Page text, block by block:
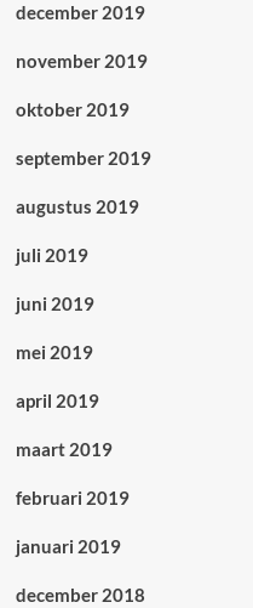
december 2019
november 2019
oktober 2019
september 2019
augustus 2019
juli 2019
juni 2019
mei 2019
april 2019
maart 2019
februari 2019
januari 2019
december 2018